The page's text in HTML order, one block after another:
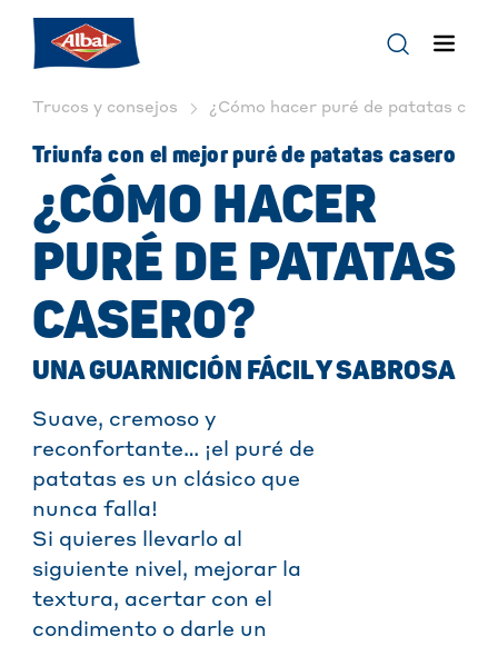
Trucos y consejos ¿Cómo hacer puré de patatas
Triunfa con el mejor puré de patatas casero
¿CÓMO HACER
PURÉ DE PATATAS
CASERO?
UNA GUARNICIÓN FÁCIL Y SABROSA
Suave, cremoso y
reconfortante… ¡el puré de
patatas es un clásico que
nunca falla!
Si quieres llevarlo al
siguiente nivel, mejorar la
textura, acertar con el
condimento o darle un